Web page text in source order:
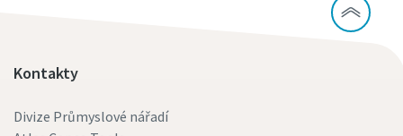
Kontakty
Divize Průmyslové nářadí